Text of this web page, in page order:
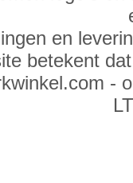
en
betekent
-